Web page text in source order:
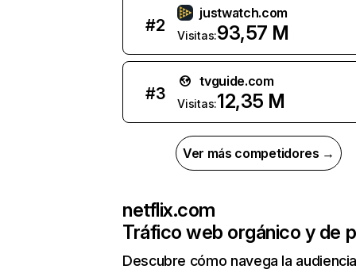
#2
justwatch.com
Visitas:93,57 M
#3
tvguide.com
Visitas:12,35 M
Ver más competidores →
netflix.com
Tráfico web orgánico y de
Descubre cómo navega la